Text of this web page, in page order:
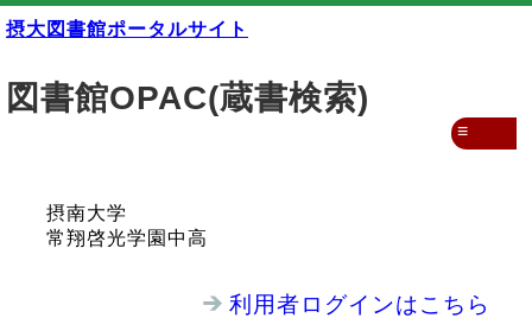
摂大図書館ポータルサイト
図書館OPAC(蔵書検索)
摂南大学
常翔啓光学園中高
利用者ログインはこちら
≡